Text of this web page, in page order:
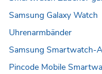
Samsung Galaxy Watch
Uhrenarmbänder
Samsung Smartwatch-
Pincode Mobile